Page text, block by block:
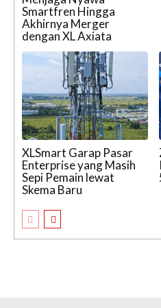
Smartfren Hingga
Akhirnya Merger
dengan XL Axiata
XLSmart Garap Pasar
Enterprise yang Masih
Sepi Pemain lewat
Skema Baru